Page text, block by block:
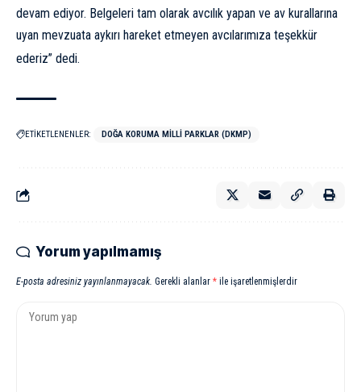
devam ediyor. Belgeleri tam olarak avcılık yapan ve av kurallarına
uyan mevzuata aykırı hareket etmeyen avcılarımıza teşekkür
ederiz” dedi.
ETİKETLENENLER: DOĞA KORUMA MILLI PARKLAR (DKMP)
Yorum yapılmamış
E-posta adresiniz yayınlanmayacak. Gerekli alanlar * ile işaretlenmişlerdir